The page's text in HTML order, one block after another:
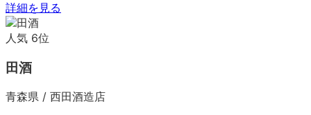
詳細を見る
人気 6位
田酒
青森県 / 西田酒造店